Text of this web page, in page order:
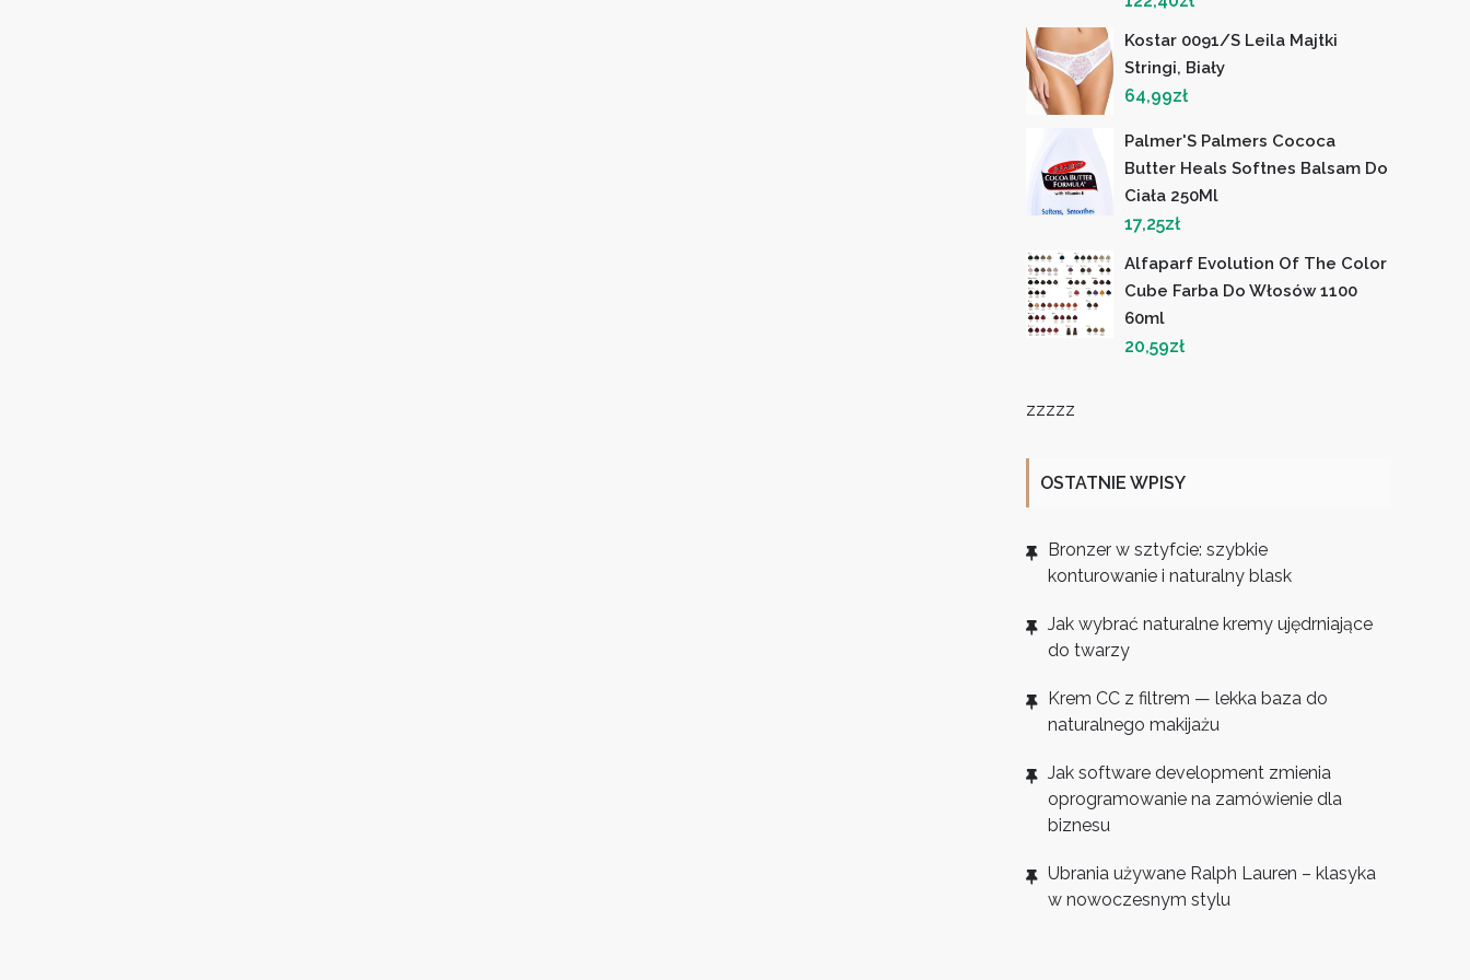
Kostar 0091/S Leila Majtki
Stringi, Biały
64,99zł
Palmer'S Palmers Cococa
Butter Heals Softnes Balsam Do
Ciała 250Ml
17,25zł
Alfaparf Evolution Of The Color
Cube Farba Do Włosów 1100
60ml
20,59zł
zzzzz
OSTATNIE WPISY
Bronzer w sztyfcie: szybkie
konturowanie i naturalny blask
Jak wybrać naturalne kremy ujędrniające
do twarzy
Krem CC z filtrem — lekka baza do
naturalnego makijażu
Jak software development zmienia
oprogramowanie na zamówienie dla
biznesu
Ubrania używane Ralph Lauren – klasyka
w nowoczesnym stylu